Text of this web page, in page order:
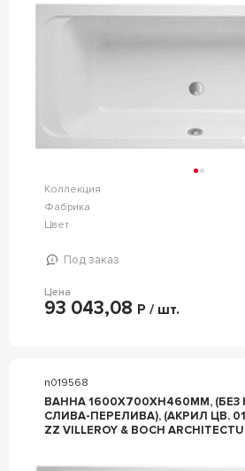
Коллекция
Фабрика
Цвет
Под заказ
Цена
93 043,08 Р / шт.
n019568
ВАННА 1600Х700ХH460ММ,
СЛИВА-ПЕРЕЛИВА), (АКРИЛ ЦВ. 01
ZZ VILLEROY & BOCH